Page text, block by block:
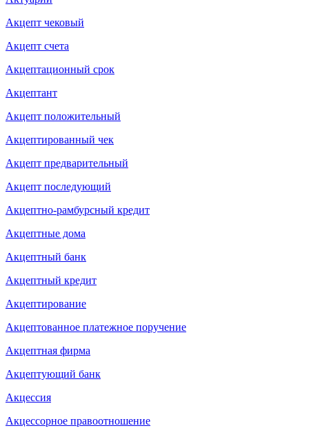
Акцепт чековый
Акцепт счета
Акцептационный срок
Акцептант
Акцепт положительный
Акцептированный чек
Акцепт предварительный
Акцепт последующий
Акцептно-рамбурсный кредит
Акцептные дома
Акцептный банк
Акцептный кредит
Акцептирование
Акцептованное платежное поручение
Акцептная фирма
Акцептующий банк
Акцессия
Акцессорное правоотношение